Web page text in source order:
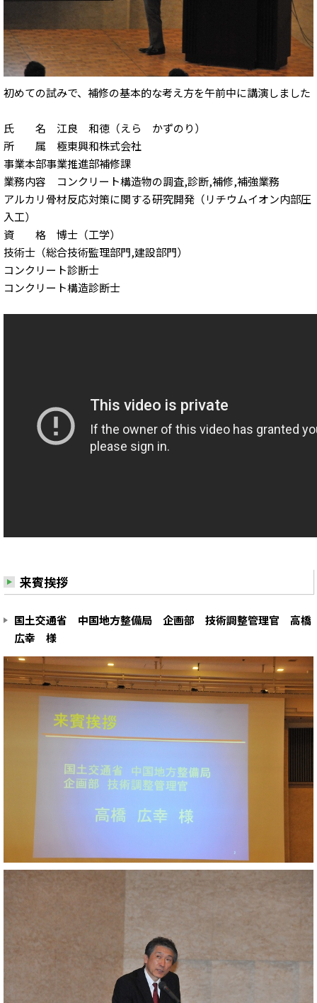
初めての試みで、補修の基本的な考え方を午前中に講演しました
氏 名 江良 和徳（えら かずのり）
所 属 極東興和株式会社
事業本部事業推進部補修課
業務内容 コンクリート構造物の調査,診断,補修,補強業務
アルカリ骨材反応対策に関する研究開発（リチウムイオン内部圧
入工）
資 格 博士（工学）
技術士（総合技術監理部門,建設部門）
コンクリート診断士
コンクリート構造診断士
来賓挨拶
国土交通省 中国地方整備局 企画部 技術調整管理官 高橋
広幸 様